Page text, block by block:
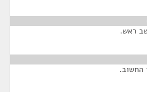
ראש.
החשוב.